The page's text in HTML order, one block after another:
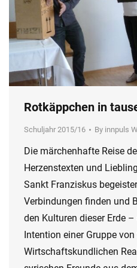
Rotkäppchen in
Schuljahr 2015/16 By innpuls
Die märchenhafte Reise
Herzenstexten und
Sankt Franziskus
Verbindungen finden und
den Kulturen dieser Erde
Intention einer Gruppe
Wirtschaftskundlichen